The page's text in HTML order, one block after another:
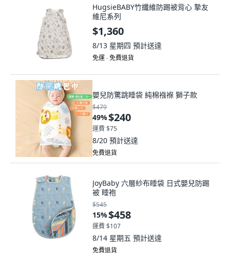
HugsieBABY竹纖維防踢被背心 摯友
維尼系列
$1,360
8/13 星期四 預計送達
免運 ∙ 免費退貨
嬰兒防驚跳睡袋 純棉襁褓 獅子款
$479
49%$240
運費 $75
8/20 預計送達
免費退貨
JoyBaby 六層紗布睡袋 日式嬰兒防踢
被 睡袍
$545
15%$458
運費 $107
8/14 星期五 預計送達
免費退貨